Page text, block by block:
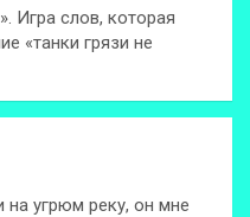
Игра слов, которая
«танки грязи не
угрюм реку, он мне